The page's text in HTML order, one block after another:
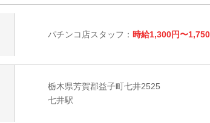
パチンコ店スタッフ： 時給1,300円〜
栃木県芳賀郡益子町七井2525
七井駅